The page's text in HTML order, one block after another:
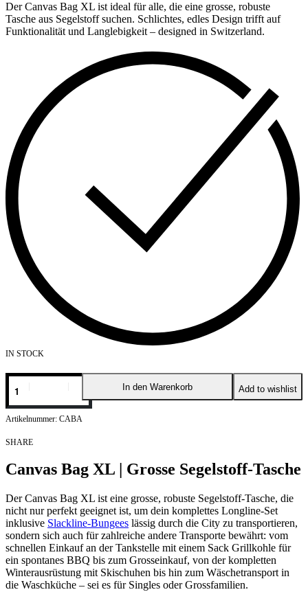
Der Canvas Bag XL ist ideal für alle, die eine grosse, robuste
Tasche aus Segelstoff suchen. Schlichtes, edles Design trifft auf
Funktionalität und Langlebigkeit – designed in Switzerland.
IN STOCK
In den Warenkorb Add to wishlist
CABA
SHARE
Canvas Bag XL | Grosse Segelstoff-Tasche
Der Canvas Bag XL ist eine grosse, robuste Segelstoff-Tasche, die
nicht nur perfekt geeignet ist, um dein komplettes Longline-Set
inklusive Slackline-Bungees lässig durch die City zu transportieren,
sondern sich auch für zahlreiche andere Transporte bewährt: vom
schnellen Einkauf an der Tankstelle mit einem Sack Grillkohle für
ein spontanes BBQ bis zum Grosseinkauf, von der kompletten
Winterausrüstung mit Skischuhen bis hin zum Wäschetransport in
die Waschküche – sei es für Singles oder Grossfamilien.